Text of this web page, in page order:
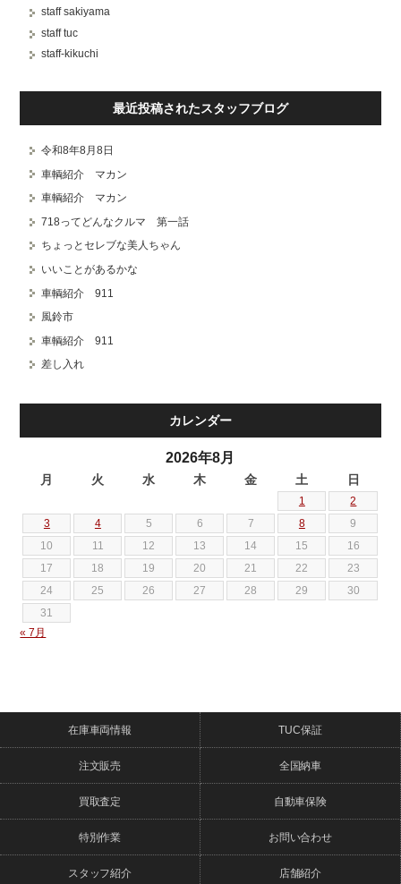
staff sakiyama
staff tuc
staff-kikuchi
最近投稿されたスタッフブログ
令和8年8月8日
車輌紹介 マカン
車輌紹介 マカン
718ってどんなクルマ 第一話
ちょっとセレブな美人ちゃん
いいことがあるかな
車輌紹介 911
風鈴市
車輌紹介 911
差し入れ
カレンダー
2026年8月
月 火 水 木 金 土 日
1
2
3
4 5 6 7 8
9
10
11 12 13 14 15
16
17
18 19 20 21 22
23
24
25 26 27 28 29
30
31
« 7月
在庫車両情報 TUC保証
注文販売 全国納車
買取査定 自動車保険
特別作業 お問い合わせ
スタッフ紹介 店舗紹介